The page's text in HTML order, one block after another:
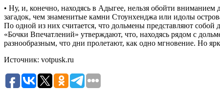
• Ну, и, конечно, находясь в Адыгее, нельзя обойти
загадок, чем знаменитые камни Стоунхенджа или идолы
По одной из них считается, что дольмены представляют
«Бочки Впечатлений» утверждают, что, находясь рядом с
разнообразным, что дни пролетают, как одно мгновение. Но
Источник: votpusk.ru